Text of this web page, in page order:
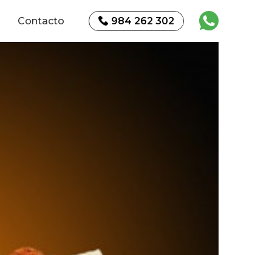
Contacto 984 262 302